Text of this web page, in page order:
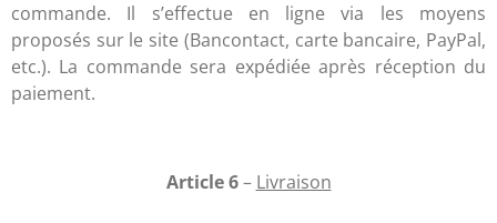
commande. Il s’effectue en ligne via les moyens
proposés sur le site (Bancontact, carte bancaire, PayPal,
etc.). La commande sera expédiée après réception du
paiement.
Article 6– Livraison